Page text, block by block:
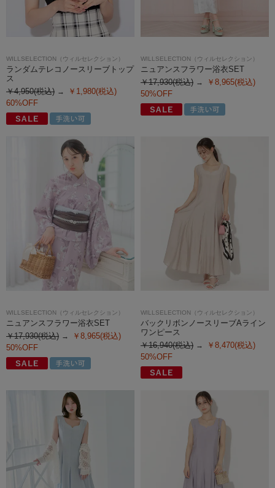
WILLSELECTION（ウィルセレクション）
ランダムテレコノースリーブトップ
ス
￥4,950(税込)
￥1,980(税込)
60%OFF
WILLSELECTION（ウィルセレクション）
ニュアンスフラワー浴衣SET
￥17,930(税込)
￥8,965(税込)
50%OFF
WILLSELECTION（ウィルセレクション）
ニュアンスフラワー浴衣SET
￥17,930(税込)
￥8,965(税込)
50%OFF
WILLSELECTION（ウィルセレクション）
バックリボンノースリーブAライン
ワンピース
￥16,940(税込)
￥8,470(税込)
50%OFF